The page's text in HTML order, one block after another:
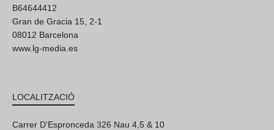
B64644412
Gran de Gracia 15, 2-1
08012 Barcelona
www.lg-media.es
LOCALITZACIÓ
Carrer D'Espronceda 326 Nau 4,5 & 10